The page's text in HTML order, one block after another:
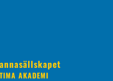
AKADEMI